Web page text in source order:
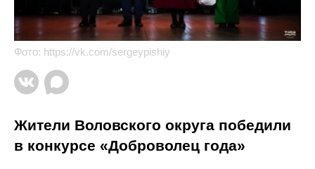
Фото: https://vk.com/sergeypishiy
Жители Воловского округа победили
в конкурсе «Доброволец года»